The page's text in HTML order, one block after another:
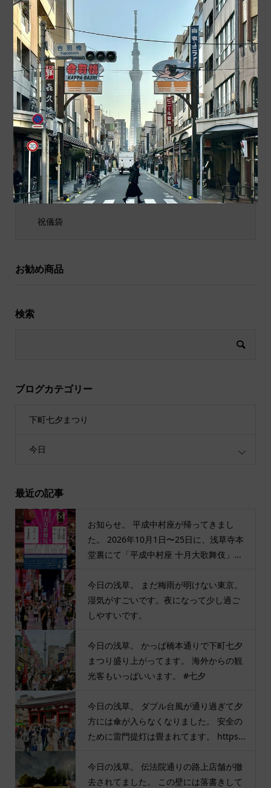
今日の浅草。 少し涼しく
なってきた夕方から人が増
える感じがします。今日...
今日のスカイツリー。 青
空にくっきりです。だんだ
ん気温上がってます。 祝...
商品カテゴリ
商品ジャンル
ポチ袋
和小物
祝儀袋
お勧め商品
検索
ブログカテゴリー
下町七夕まつり
今日
最近の記事
お知らせ。 平成中村座が帰ってきまし
た。 2026年10月1日〜25日に、浅草寺本
堂裏にて「平成中村座 十月大歌舞伎」...
今日の浅草。 まだ梅雨が明けない東京。
湿気がすごいです。夜になって少し過ご
しやすいです。
今日の浅草。 かっぱ橋本通りで下町七夕
まつり盛り上がってます。 海外からの観
光客もいっぱいいます。 #七夕
今日の浅草。 ダブル台風が通り過ぎて夕
方には傘が入らなくなりました。 安全の
ために雷門提灯は畳まれてます。 https...
今日の浅草。 伝法院通りの路上店舗が撤
去されてました。 この壁には落書きして